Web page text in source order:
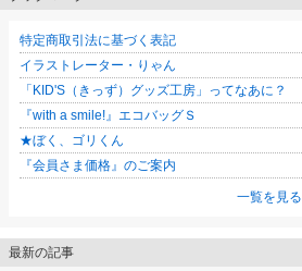
特定商取引法に基づく表記
イラストレーター・りゃん
「KID'S（きっず）グッズ工房」ってなあに？
『with a smile!』エコバッグＳ
★ぼく、ゴリくん
『会員さま価格』のご案内
一覧を見る
最新の記事